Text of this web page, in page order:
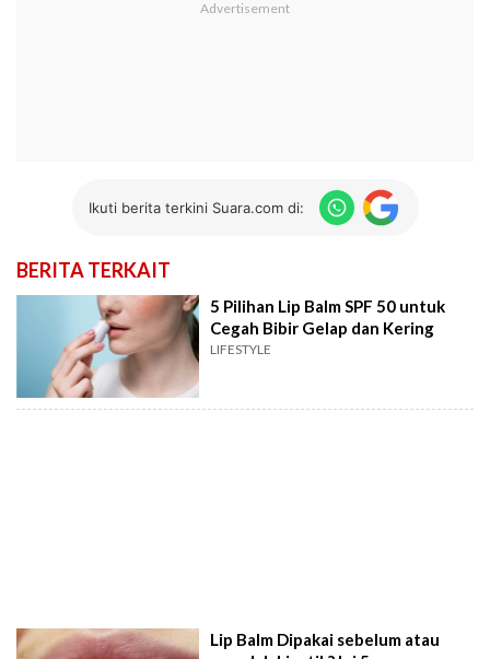
Ikuti berita terkini Suara.com di:
BERITA TERKAIT
5 Pilihan Lip Balm SPF 50 untuk
Cegah Bibir Gelap dan Kering
LIFESTYLE
Lip Balm Dipakai sebelum atau